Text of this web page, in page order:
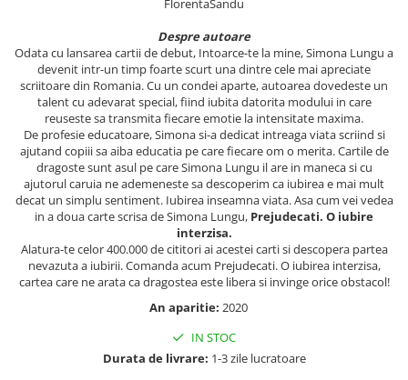
Articole scolare
Arta
Caiete si Carnetele scolare
Coperti, Mape, Etichete
Ghiozdane si Penare scolare
Instrumente de scris
Instrumente si Truse Geometrie
Seturi scolare
Calculator
Consumabile & Accesorii
FlorentaSandu
Despre autoare
Odata cu lansarea cartii de debut, Intoarce-te la mine, Simona Lungu a
devenit intr-un timp foarte scurt una dintre cele mai apreciate
scriitoare din Romania. Cu un condei aparte, autoarea dovedeste un
talent cu adevarat special, fiind iubita datorita modului in care
reuseste sa transmita fiecare emotie la intensitate maxima.
De profesie educatoare, Simona si-a dedicat intreaga viata scriind si
ajutand copiii sa aiba educatia pe care fiecare om o merita. Cartile de
dragoste sunt asul pe care Simona Lungu il are in maneca si cu
ajutorul caruia ne ademeneste sa descoperim ca iubirea e mai mult
decat un simplu sentiment. Iubirea inseamna viata. Asa cum vei vedea
in a doua carte scrisa de Simona Lungu, Prejudecati. O iubire
interzisa.
Alatura-te celor 400.000 de cititori ai acestei carti si descopera partea
nevazuta a iubirii. Comanda acum Prejudecati. O iubirea interzisa,
cartea care ne arata ca dragostea este libera si invinge orice obstacol!
An aparitie: 2020
IN STOC
Durata de livrare: 1-3 zile lucratoare